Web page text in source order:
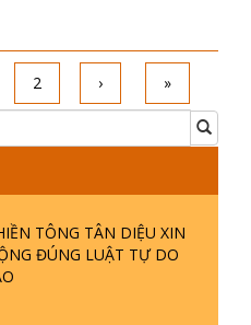
2 › »
TÔNG TÂN DIỆU XIN
ĐÚNG LUẬT TỰ DO